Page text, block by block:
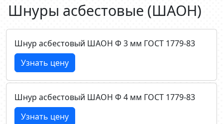
Шнуры асбестовые (ШАОН)
Шнур асбестовый ШАОН Ф 3 мм ГОСТ 1779-83
Узнать цену
Шнур асбестовый ШАОН Ф 4 мм ГОСТ 1779-83
Узнать цену